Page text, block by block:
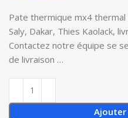
Pate thermique mx4
Saly, Dakar, Thies Kaolack,
Contactez notre équipe se
de livraison …
Ajouter